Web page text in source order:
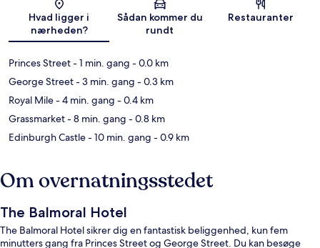
Kort
Hvad ligger i
nærheden?
Sådan kommer du
rundt
Restauranter
Princes Street- 1 min. gang - 0.0 km
George Street- 3 min. gang - 0.3 km
Royal Mile- 4 min. gang - 0.4 km
Grassmarket- 8 min. gang - 0.8 km
Edinburgh Castle- 10 min. gang - 0.9 km
Om overnatningsstedet
The Balmoral Hotel
The Balmoral Hotel sikrer dig en fantastisk beliggenhed, kun fem
minutters gang fra Princes Street og George Street. Du kan besøge